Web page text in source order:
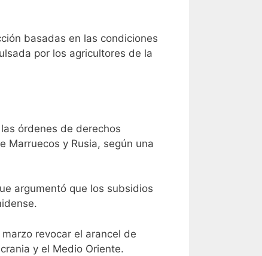
basadas en las condiciones
por los agricultores de la
órdenes de derechos
Marruecos y Rusia, según una
argumentó que los subsidios
revocar el arancel de
y el Medio Oriente.